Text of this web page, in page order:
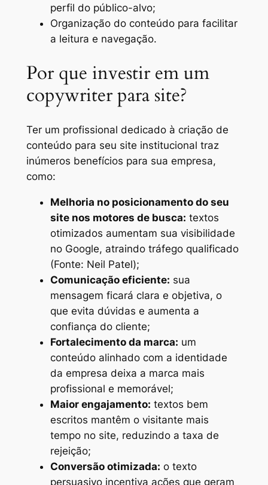
perfil do público-alvo;
Organização do conteúdo para facilitar
a leitura e navegação.
Por que investir em um
copywriter para site?
Ter um profissional dedicado à criação de
conteúdo para seu site institucional traz
inúmeros benefícios para sua empresa,
como:
Melhoria no posicionamento do seu
site nos motores de busca: textos
otimizados aumentam sua visibilidade
no Google, atraindo tráfego qualificado
(Fonte: Neil Patel);
Comunicação eficiente: sua
mensagem ficará clara e objetiva, o
que evita dúvidas e aumenta a
confiança do cliente;
Fortalecimento da marca: um
conteúdo alinhado com a identidade
da empresa deixa a marca mais
profissional e memorável;
Maior engajamento: textos bem
escritos mantêm o visitante mais
tempo no site, reduzindo a taxa de
rejeição;
Conversão otimizada: o texto
persuasivo incentiva ações que geram